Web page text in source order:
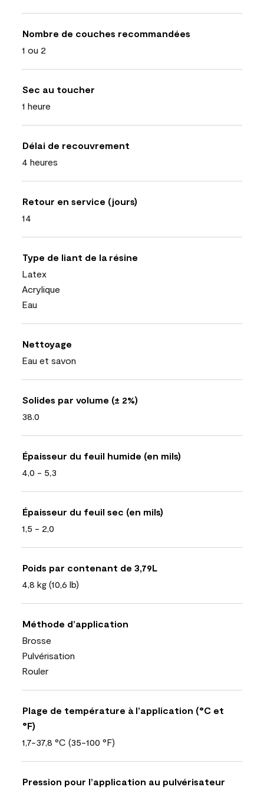
Nombre de couches recommandées
1 ou 2
Sec au toucher
1 heure
Délai de recouvrement
4 heures
Retour en service (jours)
14
Type de liant de la résine
Latex
Acrylique
Eau
Nettoyage
Eau et savon
Solides par volume (± 2%)
38.0
Épaisseur du feuil humide (en mils)
4,0 - 5,3
Épaisseur du feuil sec (en mils)
1,5 - 2,0
Poids par contenant de 3,79L
4,8 kg (10,6 lb)
Méthode d’application
Brosse
Pulvérisation
Rouler
Plage de température à l’application (°C et
°F)
1,7-37,8 °C (35-100 °F)
Pression pour l’application au pulvérisateur